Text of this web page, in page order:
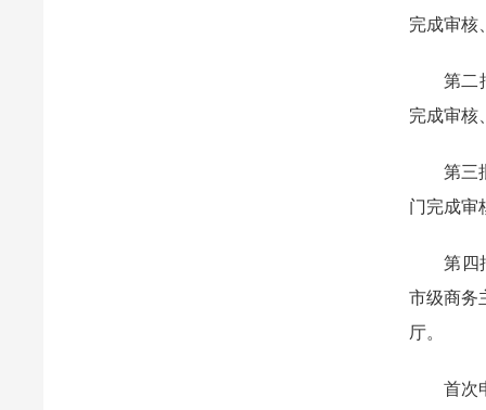
完成审核
第二批
完成审核
第三批
门完成审
第四批
市级商务
厅。
首次申